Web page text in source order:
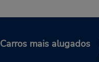
Carros mais alugados